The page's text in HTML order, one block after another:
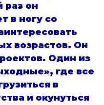
раз он
в ногу со
возрастов. Он
Один из
где все
в
и окунуться